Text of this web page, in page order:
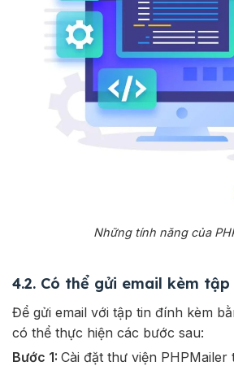
Những tính năng của
4.2. Có thể gửi email kèm
Để gửi email với tập tin đính kèm
có thể thực hiện các bước sau:
Bước 1: Cài đặt thư viện PHPMailer